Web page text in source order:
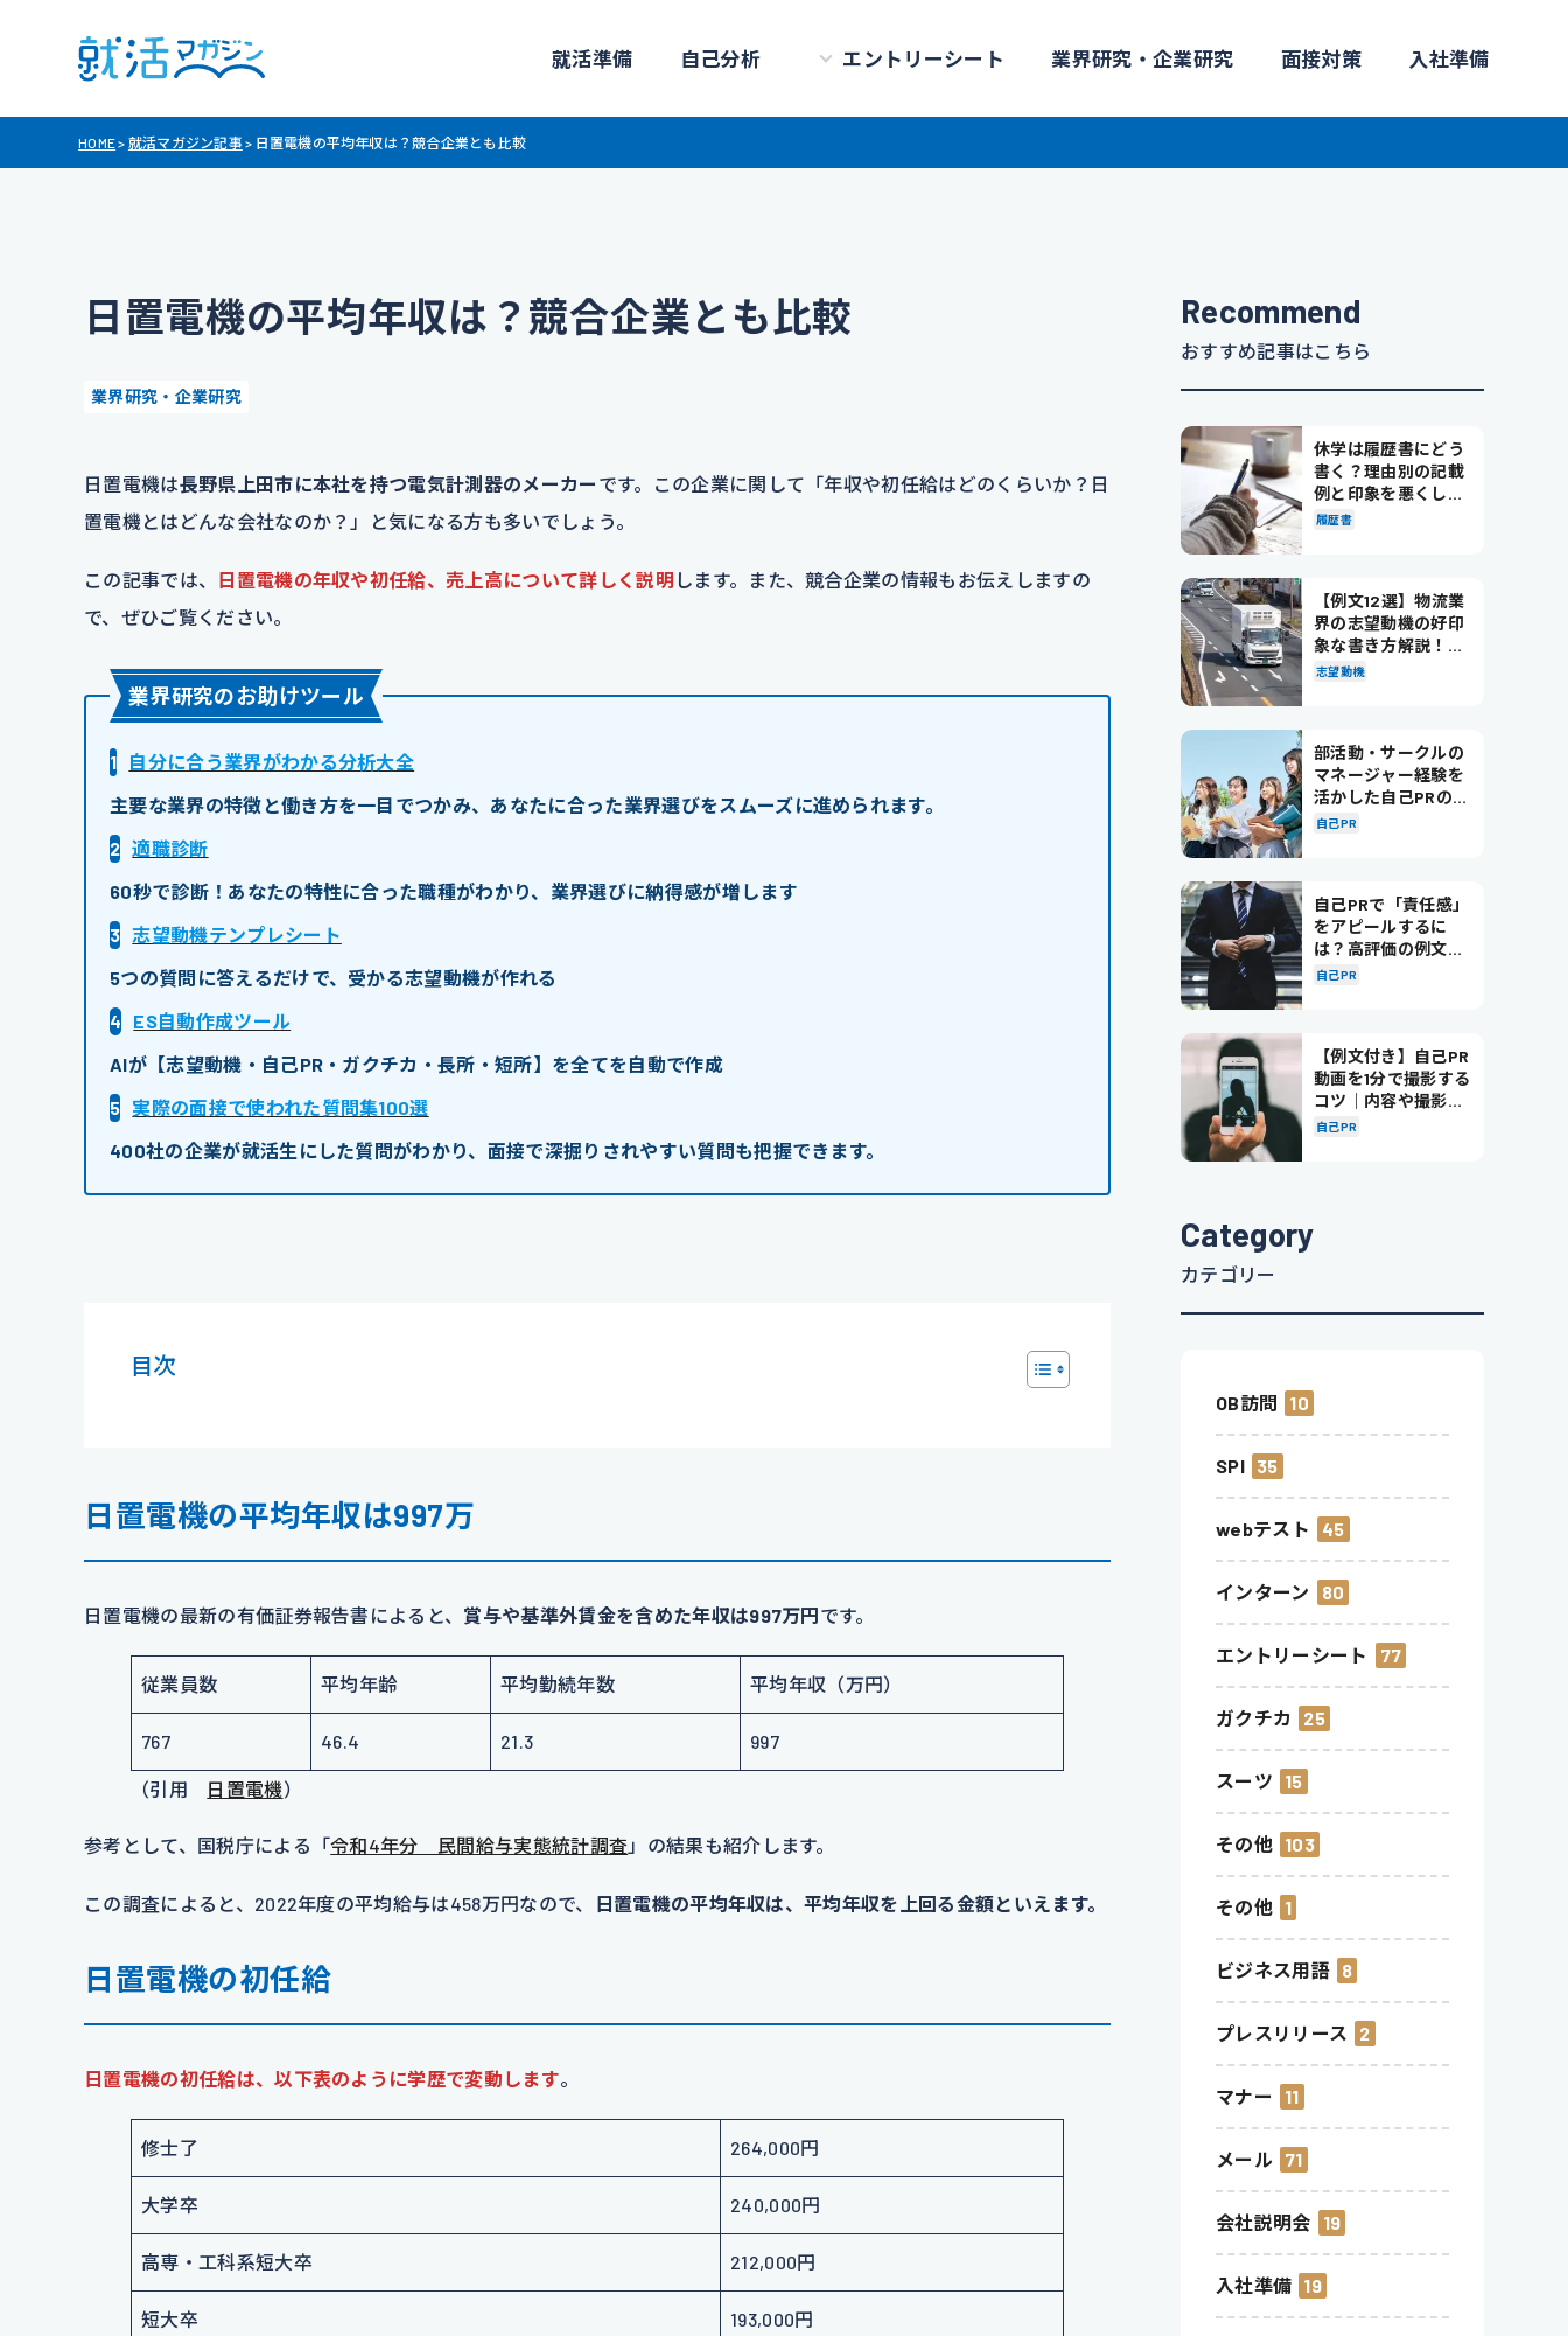
就活準備 自己分析 エントリーシート 業界研究・企業研究 面接対策 入社準備
HOME> 就活マガジン記事 > 日置電機の平均年収は？競合企業とも比較
日置電機の平均年収は？競合企業とも比較
業界研究・企業研究
日置電機は長野県上田市に本社を持つ電気計測器のメーカー です。この企業に関して「年収や初任給はどのくらいか？日
置電機とはどんな会社なのか？」と気になる方も多いでしょう。
この記事では、 日置電機の年収や初任給、売上高について詳しく説明 します。また、競合企業の情報もお伝えしますの
で、ぜひご覧ください。
業界研究のお助けツール
1
自分に合う業界がわかる分析大全
主要な業界の特徴と働き方を一目でつかみ、あなたに合った業界選びをスムーズに進められます。
2 適職診断
60秒で診断！あなたの特性に合った職種がわかり、業界選びに納得感が増します
3 志望動機テンプレシート
5つの質問に答えるだけで、受かる志望動機が作れる
4
ES自動作成ツール
AIが【志望動機・自己PR・ガクチカ・長所・短所】を全てを自動で作成
5 実際の面接で使われた質問集100選
400社の企業が就活生にした質問がわかり、面接で深掘りされやすい質問も把握できます。
目次
日置電機の平均年収は997万
日置電機の最新の有価証券報告書によると、 賞与や基準外賃金を含めた年収は997万円です。
従業員数 平均年齢 平均勤続年数 平均年収（万円）
767 46.4 21.3 997
（引用 日置電機）
参考として、国税庁による「令和4年分 民間給与実態統計調査 」の結果も紹介します。
この調査によると、2022年度の平均給与は458万円なので、 日置電機の平均年収は、平均年収を上回る金額といえます。
日置電機の初任給
日置電機の初任給は、以下表のように学歴で変動します。
修士了 264,000円
大学卒 240,000円
高専・工科系短大卒 212,000円
短大卒 193,000円
Recommend
おすすめ記事はこちら
休学は履歴書にどう
書く？理由別の記載
例と印象を悪くしな
い書き方を解説
履歴書
【例文12選】物流業
界の志望動機の好印
象な書き方解説！パ
ターン別の例文も紹
志望動機
部活動・サークルの
マネージャー経験を
活かした自己PRの書
き方を徹底解説！
自己PR
自己PRで「責任感」
をアピールするに
は？高評価の例文も
紹介！
自己PR
【例文付き】自己PR
動画を1分で撮影する
コツ｜内容や撮影の
ポイントも解説
自己PR
Category
カテゴリー
OB訪問 10
SPI 35
webテスト 45
インターン 80
エントリーシート 77
ガクチカ 25
スーツ 15
その他 103
その他 1
ビジネス用語 8
プレスリリース 2
マナー 11
メール 71
会社説明会 19
入社準備 19